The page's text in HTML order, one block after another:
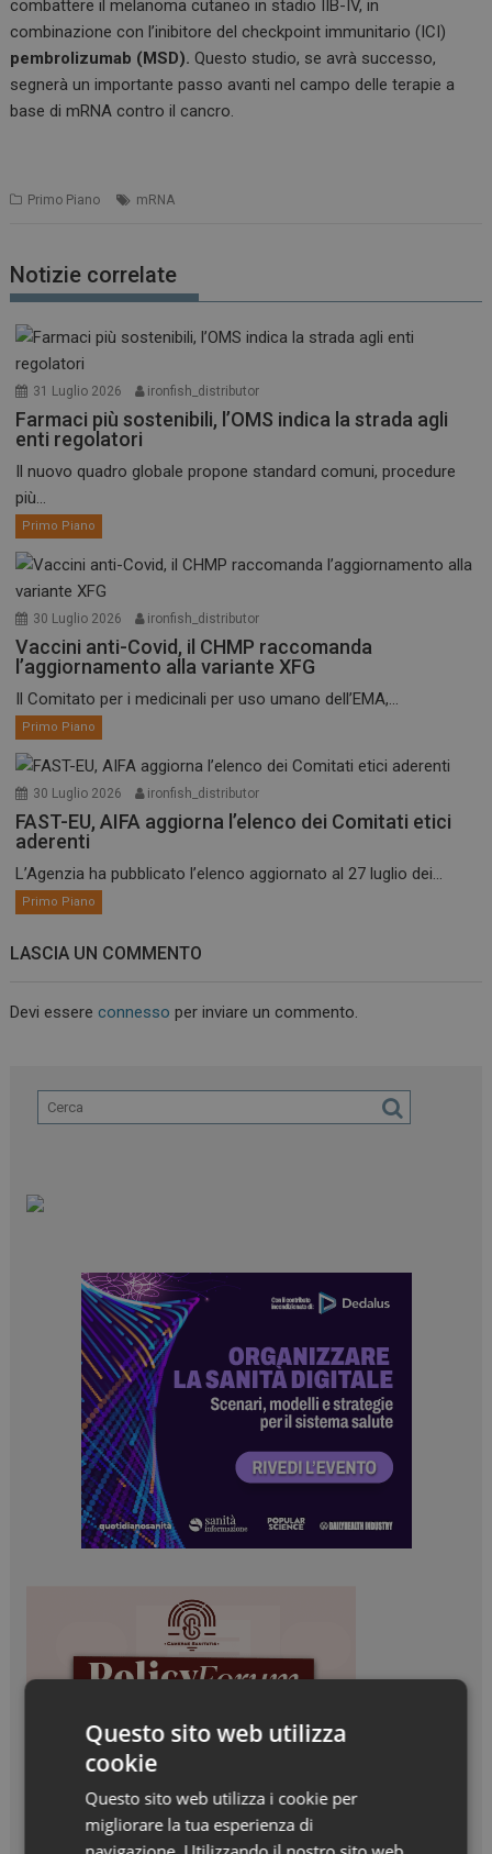
combattere il melanoma cutaneo in stadio IIB-IV, in
combinazione con l’inibitore del checkpoint immunitario (ICI)
pembrolizumab (MSD). Questo studio, se avrà successo,
segnerà un importante passo avanti nel campo delle terapie a
base di mRNA contro il cancro.
Primo Piano mRNA
Notizie correlate
31 Luglio 2026 ironfish_distributor
Farmaci più sostenibili, l’OMS indica la strada agli
enti regolatori
Il nuovo quadro globale propone standard comuni, procedure
più...
Primo Piano
30 Luglio 2026 ironfish_distributor
Vaccini anti-Covid, il CHMP raccomanda
l’aggiornamento alla variante XFG
Il Comitato per i medicinali per uso umano dell’EMA,...
Primo Piano
30 Luglio 2026 ironfish_distributor
FAST-EU, AIFA aggiorna l’elenco dei Comitati etici
aderenti
L’Agenzia ha pubblicato l’elenco aggiornato al 27 luglio dei...
Primo Piano
LASCIA UN COMMENTO
Devi essereconnesso per inviare un commento.
Questo sito web utilizza
cookie
Questo sito web utilizza i cookie per
migliorare la tua esperienza di